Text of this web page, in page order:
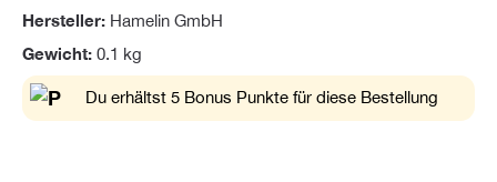
Hersteller: Hamelin GmbH
Gewicht: 0.1 kg
Du erhältst 5 Bonus Punkte für diese Bestellung